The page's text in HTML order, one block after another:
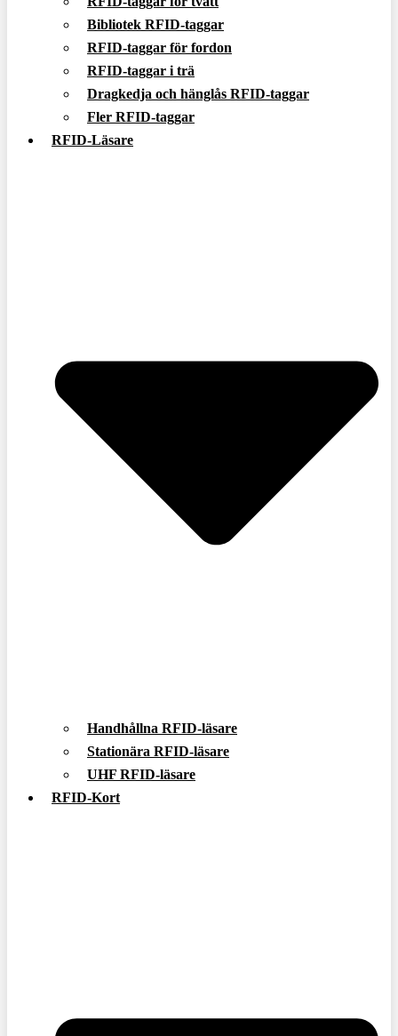
Bibliotek RFID-taggar
RFID-taggar för fordon
RFID-taggar i trä
Dragkedja och hänglås RFID-taggar
Fler RFID-taggar
RFID-Läsare
Handhållna RFID-läsare
Stationära RFID-läsare
UHF RFID-läsare
RFID-Kort